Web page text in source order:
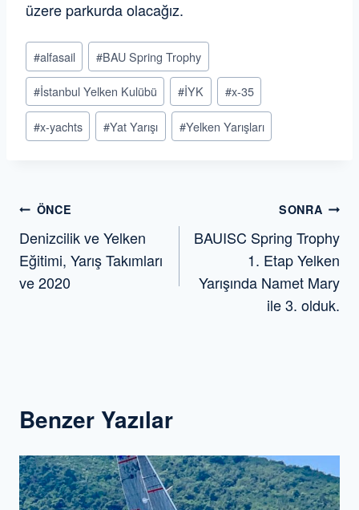
üzere parkurda olacağız.
Post
Tags:
#alfasail #BAU Spring Trophy
#İstanbul Yelken Kulübü #İYK #x-35
#x-yachts #Yat Yarışı #Yelken Yarışları
Yazı
gezinmesi
ÖNCE
Denizcilik ve Yelken
Eğitimi, Yarış Takımları
ve 2020
SONRA
BAUISC Spring Trophy
1. Etap Yelken
Yarışında Namet Mary
ile 3. olduk.
Benzer Yazılar